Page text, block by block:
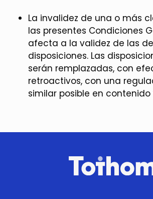
La invalidez de una o más
las presentes Condiciones
afecta a la validez de las
disposiciones. Las
serán remplazadas, con
retroactivos, con una
similar posible en